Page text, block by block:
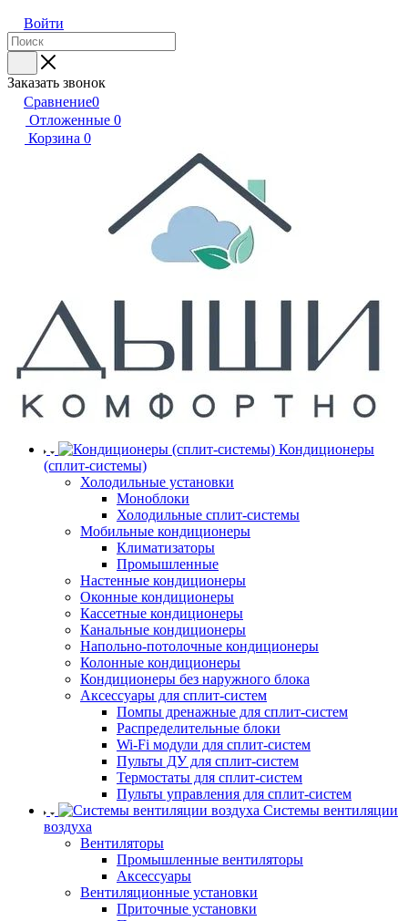
Войти
Заказать звонок
Сравнение0
Отложенные 0
Корзина 0
Кондиционеры
(сплит-системы)
Холодильные установки
Моноблоки
Холодильные сплит-системы
Мобильные кондиционеры
Климатизаторы
Промышленные
Настенные кондиционеры
Оконные кондиционеры
Кассетные кондиционеры
Канальные кондиционеры
Напольно-потолочные кондиционеры
Колонные кондиционеры
Кондиционеры без наружного блока
Аксессуары для сплит-систем
Помпы дренажные для сплит-систем
Распределительные блоки
Wi-Fi модули для сплит-систем
Пульты ДУ для сплит-систем
Термостаты для сплит-систем
Пульты управления для сплит-систем
Системы вентиляции
воздуха
Вентиляторы
Промышленные вентиляторы
Аксессуары
Вентиляционные установки
Приточные установки